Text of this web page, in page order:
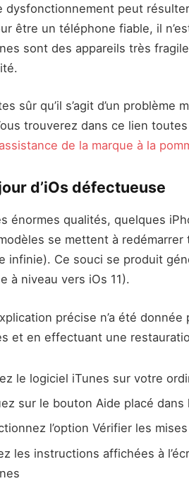
dysfonctionnement peut
être un téléphone fiable, il
sont des appareils très
sûr qu’il s’agit d’un
trouverez dans ce lien
de la marque à la
d’iOs défectueuse
énormes qualités, quelques
se mettent à
infinie). Ce souci se produit
à niveau vers iOs 11).
précise n’a été
et en effectuant une
le logiciel iTunes sur votre
sur le bouton Aide placé
l’option Vérifier les
les instructions affichées à